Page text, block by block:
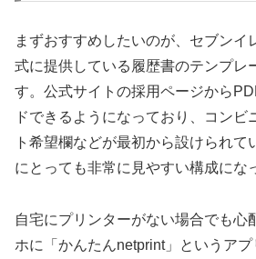
まずおすすめしたいのが、セブンイ
式に提供している履歴書のテンプレ
す。公式サイトの採用ページから
ドできるようになっており、コンビ
ト希望欄などが最初から設けられて
にとっても非常に見やすい構成にな
自宅にプリンターがない場合でも心
ホに「かんたんnetprint」というアプ